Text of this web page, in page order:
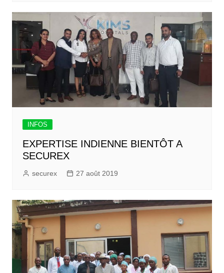
INFOS
EXPERTISE INDIENNE BIENTÔT A
SECUREX
securex 27 août 2019